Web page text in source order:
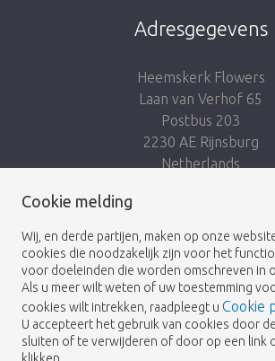
Adresgegevens
Heemskerk Flowers
Laan van Verhof 65
Postbus 203
2230 AE Rijnsburg
Netherlands
© 2026 -Heemskerk Flowers
Cookie melding
Wij, en derde partijen, maken op onze
cookies die noodzakelijk zijn voor het
voor doeleinden die worden omschreven in
Als u meer wilt weten of uw toestemming
cookies wilt intrekken, raadpleegt u Cookie
U accepteert het gebruik van cookies door
sluiten of te verwijderen of door op een link